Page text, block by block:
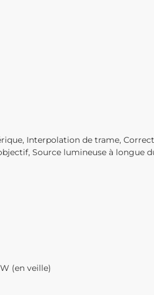
Interpolation de trame,
Source lumineuse à longue
(en veille)